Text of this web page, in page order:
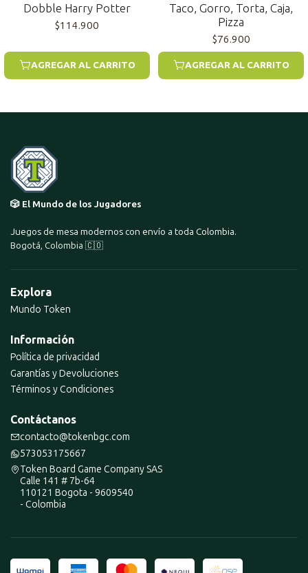
Dobble Harry Potter
$114.900
AGREGAR AL CARRITO
Taco, Gorro, Torta, Caja,
Pizza
$76.900
AGREGAR AL CARRITO
🎲 El Mundo de los Jugadores
Juegos de mesa modernos con envío a toda Colombia.
Bogotá, Colombia 🇨🇴
Explora
Mundo Token
Información
Política de privacidad
Garantías y Devoluciones
Términos y Condiciones
Contáctanos
contacto@tokenbgc.com
573053175667
Token Board Game Company SAS
Calle 141 # 7b-64
110121 Bogota - 9609540
- Colombia